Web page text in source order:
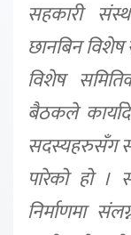
सहकारी
छानबिन विशेष
विशेष
बैठकले
सदस्यहरुसँग
पारेको हो ।
निर्माणमा